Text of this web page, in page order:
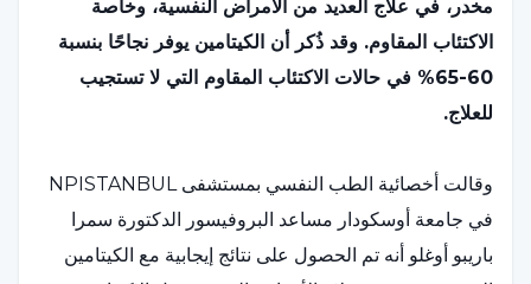
مخدر، في علاج العديد من الأمراض النفسية، وخاصة
الاكتئاب المقاوم. وقد ذُكر أن الكيتامين يوفر نجاحًا بنسبة
60-65% في حالات الاكتئاب المقاوم التي لا تستجيب
للعلاج.
وقالت أخصائية الطب النفسي بمستشفى NPISTANBUL
في جامعة أوسكودار مساعد البروفيسور الدكتورة سمرا
باريبو أوغلو أنه تم الحصول على نتائج إيجابية مع الكيتامين